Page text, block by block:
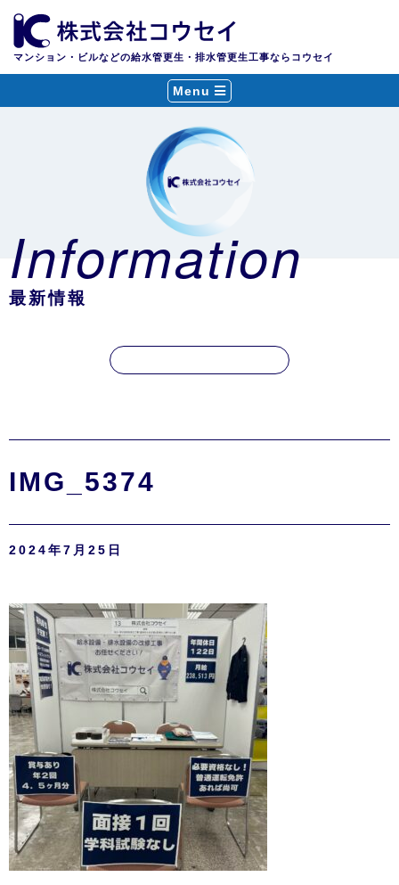
マンション・ビルなどの給水管更生・排水管更生工事ならコウセイ
Menu
Information
最新情報
IMG_5374
2024年7月25日